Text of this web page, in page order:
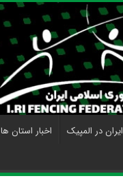
ایران در المپیک اخبار استان ها